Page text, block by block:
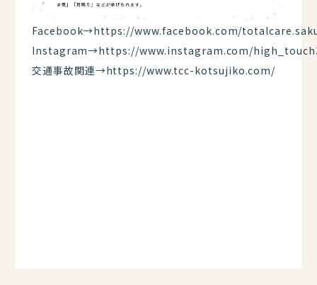
Facebook→https://www.facebook.com/
Instagram→https://www.instagram.com/
交通事故関連→https://www.tcc-kotsujiko.com/